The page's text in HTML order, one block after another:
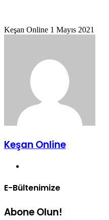
Keşan Online Bir
1 Mayıs 2021
Keşan Online
E-Bültenimize
Abone Olun!